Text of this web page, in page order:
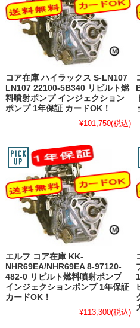
コア在庫 ハイラックス S-LN107
LN107 22100-5B340 リビルト燃
料噴射ポンプ インジェクション
ポンプ 1年保証 カードOK！
¥101,750(税込)
エルフ コア在庫 KK-
NHR69EA/NHR69EA 8-97120-
482-0 リビルト燃料噴射ポンプ
インジェクションポンプ 1年保証
カードOK！
¥113,300(税込)